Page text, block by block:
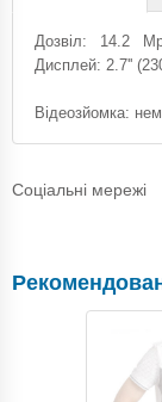
Дозвіл: 14.2
Дисплей: 2.7''
Відеозйомка:
Соціальні мережі